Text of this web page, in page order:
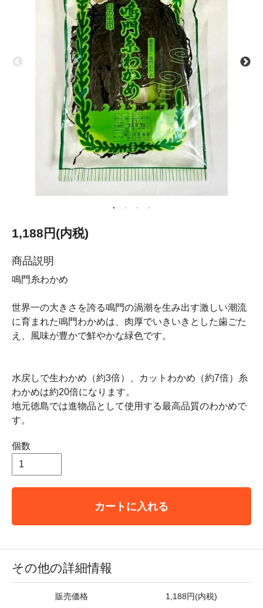
1,188円(内税)
商品説明
鳴門糸わかめ
世界一の大きさを誇る鳴門の渦潮を生み出す激しい潮流
に育まれた鳴門わかめは、肉厚でいきいきとした歯ごた
え、風味が豊かで鮮やかな緑色です。
水戻しで生わかめ（約3倍）、カットわかめ（約7倍）糸
わかめは約20倍になります。
地元徳島では進物品として使用する最高品質のわかめで
す。
個数
カートに入れる
その他の詳細情報
販売価格 1,188円(内税)